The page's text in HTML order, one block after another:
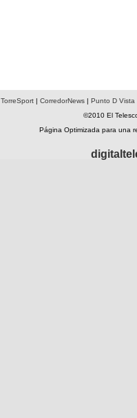
TorreSport| CorredorNews| Punto D Vista
©2010 El
Página Optimizada para una